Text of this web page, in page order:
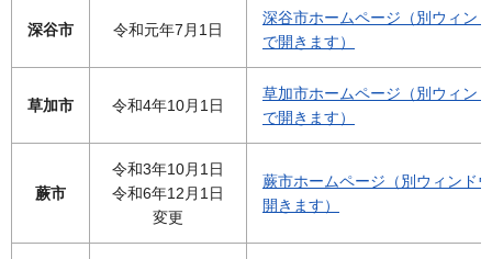
深谷市 令和元年7月1日
深谷市ホームページ（別ウィン
で開きます）
草加市 令和4年10月1日
草加市ホームページ（別ウィン
で開きます）
蕨市
令和3年10月1日
令和6年12月1日
変更
蕨市ホームページ（別ウィンド
開きます）